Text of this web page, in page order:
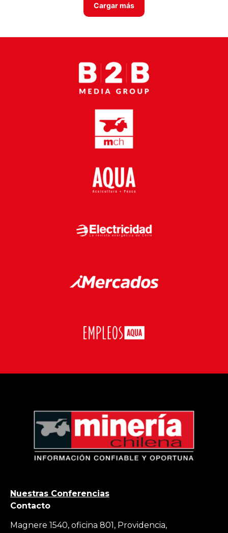
Cargar más
Nuestras Conferencias
Contacto
Magnere 1540, oficina 801, Providencia,